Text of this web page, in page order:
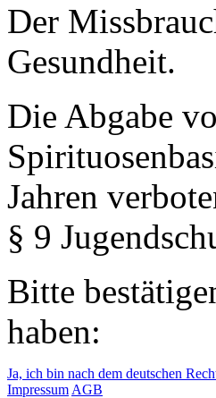
Der
Gesundheit.
Die Abgabe
Jahren
§ 9
Bitte
haben:
Ja, ich bin nach dem deutschen
Impressum AGB